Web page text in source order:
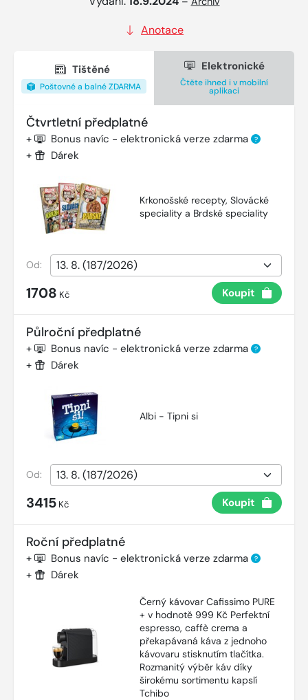
Anotace
Tištěné
Poštovné a balné ZDARMA
Elektronické
Čtěte ihned i v mobilní
aplikaci
Čtvrtletní předplatné
+ Bonus navíc - elektronická verze zdarma ?
+ Dárek
Krkonošské recepty, Slovácké
speciality a Brdské speciality
Od:
1708 Kč Koupit
Půlroční předplatné
+ Bonus navíc - elektronická verze zdarma ?
+ Dárek
Albi - Tipni si
Od:
3415 Kč Koupit
Roční předplatné
+ Bonus navíc - elektronická verze zdarma ?
+ Dárek
Černý kávovar Cafissimo PURE
+ v hodnotě 999 Kč Perfektní
espresso, caffè crema a
překapávaná káva z jednoho
kávovaru stisknutím tlačítka.
Rozmanitý výběr káv díky
širokému sortimentu kapslí
Tchibo